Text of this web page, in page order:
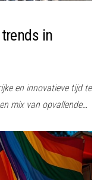
in
en innovatieve tijd te
mix van opvallende…